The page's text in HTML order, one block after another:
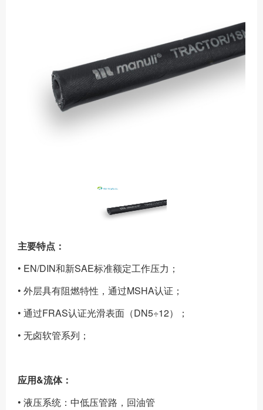
主要特点：
• EN/DIN和新SAE标准额定工作压力；
• 外层具有阻燃特性，通过MSHA认证；
• 通过FRAS认证光滑表面（DN5÷12）；
• 无卤软管系列；
应用&流体：
• 液压系统：中低压管路，回油管